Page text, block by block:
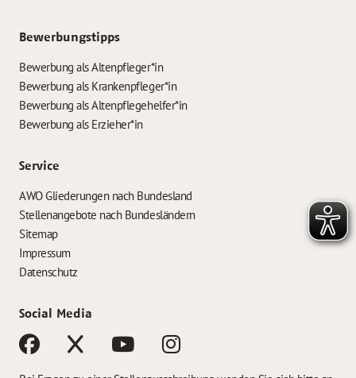
Bewerbungstipps
Bewerbung als Altenpfleger*in
Bewerbung als Krankenpfleger*in
Bewerbung als Altenpflegehelfer*in
Bewerbung als Erzieher*in
Service
AWO Gliederungen nach Bundesland
Stellenangebote nach Bundesländern
Sitemap
Impressum
Datenschutz
Social Media